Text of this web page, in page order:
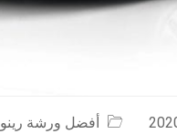
أفضل ورشة رينو